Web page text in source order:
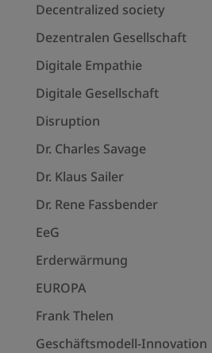
Decentralized society
Dezentralen Gesellschaft
Digitale Empathie
Digitale Gesellschaft
Disruption
Dr. Charles Savage
Dr. Klaus Sailer
Dr. Rene Fassbender
EeG
Erderwärmung
EUROPA
Frank Thelen
Geschäftsmodell-Innovation